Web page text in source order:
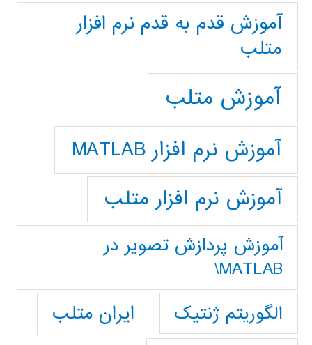
آموزش قدم به قدم نرم افزار
متلب
آموزش متلب
آموزش نرم افزار MATLAB
آموزش نرم افزار متلب
آموزش پردازش تصوير در
MATLAB\
الگوریتم ژنتیک
ایران متلب